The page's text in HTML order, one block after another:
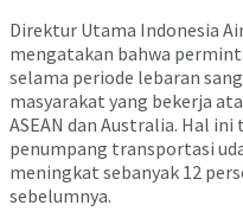
Direktur Utama Indonesia
mengatakan bahwa
selama periode lebaran
masyarakat yang bekerja
ASEAN dan Australia. Hal
penumpang transportasi
meningkat sebanyak 12
sebelumnya.